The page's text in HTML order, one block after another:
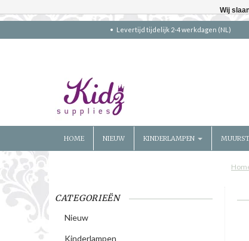
Levertijd tijdelijk 2-4 werkdagen (NL)
HOME NIEUW KINDERLAMPEN
CATEGORIEËN
Nieuw
Kinderlampen
Wij